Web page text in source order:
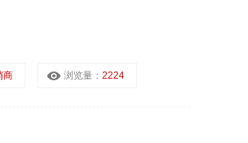
商 浏览量： 2224